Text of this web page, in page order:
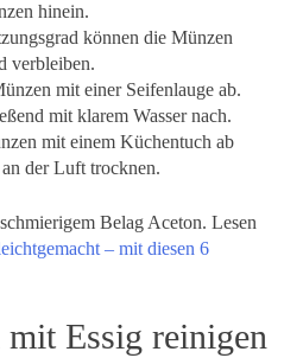
hinein.
können die Münzen
verbleiben.
mit einer Seifenlauge ab.
mit klarem Wasser nach.
mit einem Küchentuch ab
der Luft trocknen.
Belag Aceton. Lesen
– mit diesen 6
Essig reinigen